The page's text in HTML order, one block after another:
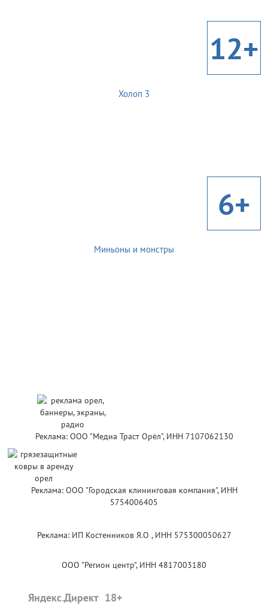
12+
Холоп 3
6+
Миньоны и монстры
Реклама: ООО "Медиа Траст Орёл", ИНН 7107062130
Реклама: ООО "Городская клининговая компания", ИНН
5754006405
Реклама: ИП Костенников Я.О , ИНН 575300050627
ООО "Регион центр", ИНН 4817003180
Яндекс.Директ